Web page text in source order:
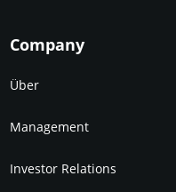
Company
Über
Management
Investor Relations